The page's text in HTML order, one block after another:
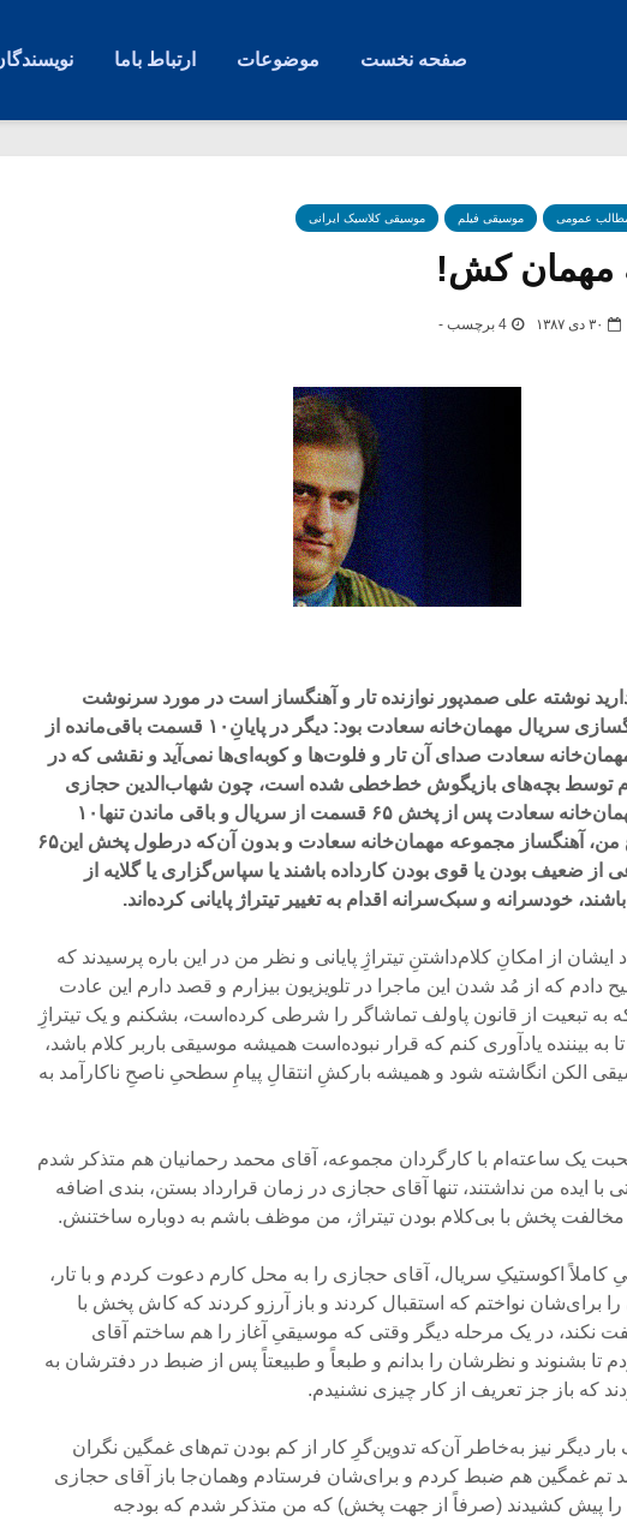
صفحه نخست موضوعات ارتباط باما
عمومی موسیقی فیلم موسیقی کلاسیک ایرانی
مهمان کش!
۳۰ دی ۱۳۸۷ 4 برچسب -
نوشته علی صمدپور نوازنده تار و آهنگساز است در مورد سرنوشت
آخرین اثرش که آهنگسازی سریال مهمان‌خانه سعادت بود: دیگر در پایانِ۱۰ قسمت باقی‌مانده از
مهمان‌خانه سعادت صدای آن تار و فلوت‌ها و کوبه‌ای‌ها نمی‌آید و نقشی که در
توسط بچه‌های بازیگوش خط‌خطی شده ‌است، چون شهاب‌الدین حجازی
تهیه کننده سریال مهمان‌خانه سعادت پس از پخش ۶۵ قسمت از سریال و باقی ماندن تنها۱۰
قسمت، بدون اطلاع من، آهنگساز مجموعه مهمان‌خانه سعادت و بدون آن‌که درطول پخش این۶۵
ضعیف بودن یا قوی بودن کارداده باشند یا سپاس‌گزاری یا گلایه از
خودسرانه و سبک‌سرانه اقدام به تغییر تیتراژ پایانی کرده‌اند.
ایشان از امکانِ کلام‌داشتنِ تیتراژِ پایانی و نظر من در این باره پرسیدند که
که از مُد شدن این ماجرا در تلویزیون بیزارم و قصد دارم این عادت
به تبعیت از قانون پاولف تماشاگر را شرطی کرده‌است، بشکنم و یک تیتراژِ
بیننده یاد‌آوری کنم که قرار نبوده‌است همیشه موسیقی باربر کلام باشد،
الکن انگاشته شود و همیشه بارکشِ انتقالِ پیامِ سطحیِ ناصحِ ناکارآمد به
یک ساعته‌ام با کارگردان مجموعه، آقای محمد رحمانیان هم متذکر شدم
با ایده من نداشتند، تنها آقای حجازی در زمان قرارداد بستن، بندی اضافه
پخش با بی‌کلام بودن تیتراژ، من موظف باشم به دوباره ساختنش.
اکوستیکِ سریال، آقای حجازی را به محل کارم دعوت کردم و با تار،
را برای‌شان نواختم که استقبال کردند و باز آرزو کردند که کاش پخش با
نکند، در یک مرحله‌ دیگر وقتی که موسیقیِ آغاز را هم ساختم آقای
تا بشنوند و نظرشان را بدانم و طبعاً و طبیعتاً پس از ضبط در دفترشان به
که باز جز تعریف از کار چیزی نشنیدم.
دیگر نیز به‌خاطر آن‌که تدوین‌گرِ کار از کم بودن تم‌های غمگین نگران
تم غمگین هم ضبط کردم و برای‌شان فرستادم وهمان‌جا باز آقای حجازی
را پیش کشیدند (صرفاً از جهت پخش) که من متذکر شدم که بودجه